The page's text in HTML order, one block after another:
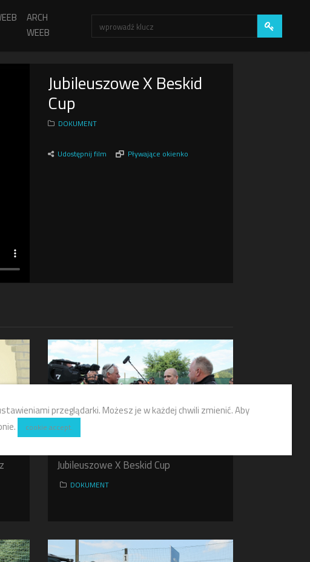
ARCH
WEEB
Jubileuszowe X Beskid
Cup
DOKUMENT
Udostępnij film Pływające okienko
Jubileuszowe X Beskid Cup
DOKUMENT
przeglądarki. Możesz je w każdej chwili zmienić. Aby
cookie accept.